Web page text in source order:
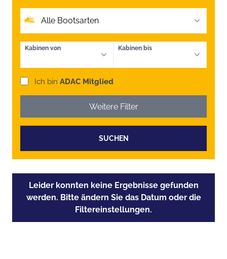
Alle Bootsarten
Kabinen von Kabinen bis
Ich bin ADAC Mitglied
Weitere Filter
SUCHEN
Leider konnten keine Ergebnisse gefunden
werden. Bitte ändern Sie das Datum oder die
Filtereinstellungen.